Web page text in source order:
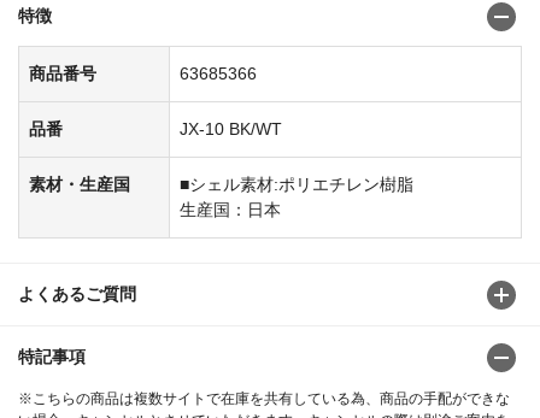
特徴
商品番号 63685366
品番 JX-10 BK/WT
素材・生産国
■シェル素材:ポリエチレン樹脂
生産国：日本
よくあるご質問
特記事項
※こちらの商品は複数サイトで在庫を共有している為、商品の手配ができな